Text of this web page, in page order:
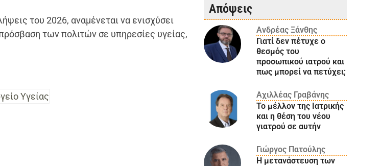
του 2026, αναμένεται να ενισχύσει
των πολιτών σε υπηρεσίες υγείας,
Υγείας
Απόψεις
Ανδρέας Ξάνθης
Γιατί δεν πέτυχε ο
θεσμός του
προσωπικού ιατρού και
πως μπορεί να πετύχει;
Αχιλλέας Γραβάνης
Το μέλλον της Ιατρικής
και η θέση του νέου
γιατρού σε αυτήν
Γιώργος Πατούλης
Η μετανάστευση των